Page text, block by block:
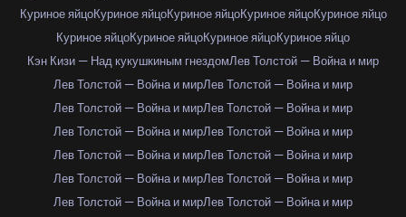
Куриное яйцоКуриное яйцоКуриное яйцоКуриное яйцоКуриное яйцо
Куриное яйцоКуриное яйцоКуриное яйцоКуриное яйцо
Кэн Кизи — Над кукушкиным гнездомЛев Толстой — Война и мир
Лев Толстой — Война и мирЛев Толстой — Война и мир
Лев Толстой — Война и мирЛев Толстой — Война и мир
Лев Толстой — Война и мирЛев Толстой — Война и мир
Лев Толстой — Война и мирЛев Толстой — Война и мир
Лев Толстой — Война и мирЛев Толстой — Война и мир
Лев Толстой — Война и мирЛев Толстой — Война и мир